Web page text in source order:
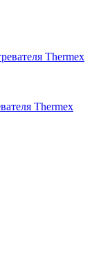
Thermex